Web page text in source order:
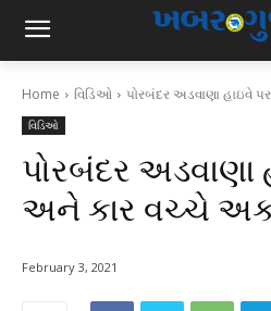
Home વિડિઓ પોરબંદર અડવાણા હાઇવે
વિડિઓ
પોરબંદર અડવાણા
અને કાર વચ્ચે
February 3, 2021